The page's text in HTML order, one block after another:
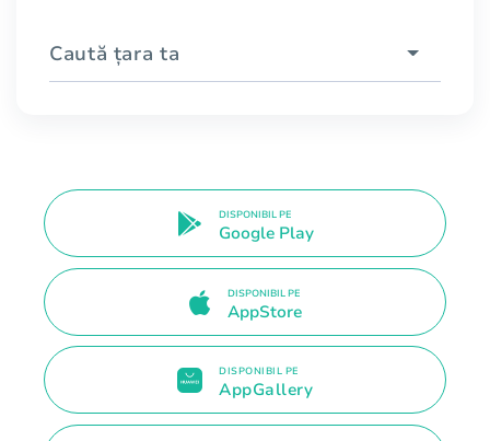
Caută țara ta
DISPONIBIL PE
Google Play
DISPONIBIL PE
AppStore
DISPONIBIL PE
AppGallery